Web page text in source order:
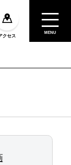
クセス
MENU